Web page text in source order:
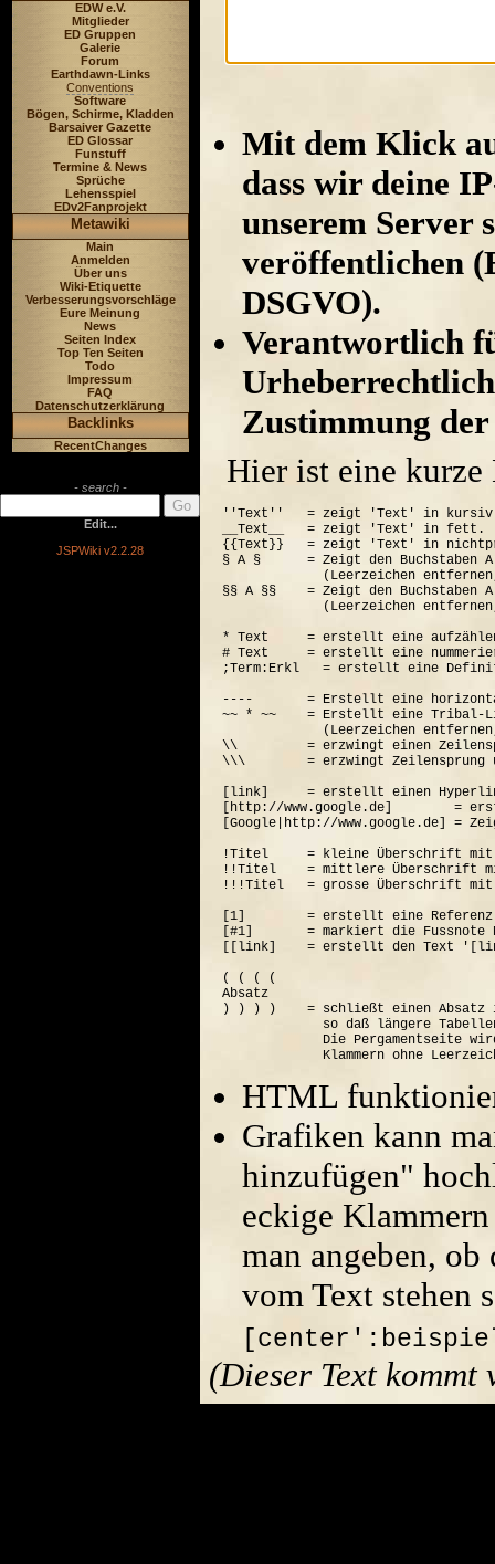
EDW e.V.
Mitglieder
ED Gruppen
Galerie
Forum
Earthdawn-Links
Conventions
Software
Bögen, Schirme, Kladden
Barsaiver Gazette
ED Glossar
Funstuff
Termine & News
Sprüche
Lehensspiel
EDv2Fanprojekt
Metawiki
Main
Anmelden
Über uns
Wiki-Etiquette
Verbesserungsvorschläge
Eure Meinung
News
Seiten Index
Top Ten Seiten
Todo
Impressum
FAQ
Datenschutzerklärung
Backlinks
RecentChanges
- search -
Edit...
JSPWiki v2.2.28
Mit dem Klick
dass wir deine
unserem Server
veröffentlichen
DSGVO).
Verantwortlich
Zustimmung
Hier ist eine
''Text''   = zeigt 'Text' in
__Text__   = zeigt 'Text' in fett.
{{Text}}   = zeigt 'Text' in
§ A §      = Zeigt den Buchstaben
(Leerzeichen
§§ A §§    = Zeigt den Buchstaben
(Leerzeichen
* Text     = erstellt eine
# Text     = erstellt eine
;Term:Erkl   = erstellt eine
----       = Erstellt eine
~~ * ~~    = Erstellt eine Tribal-
(Leerzeichen
\\         = erzwingt einen
\\\        = erzwingt Zeilensprung
[link]     = erstellt einen
[http://www.google.de]        =
[Google|http://www.google.de] =
!Titel     = kleine Überschrift
!!Titel    = mittlere Überschrift
!!!Titel   = grosse Überschrift
[1]        = erstellt eine Referenz
[#1]       = markiert die Fussnote
[[link]    = erstellt den Text
( ( ( (
Absatz
) ) ) )    = schließt einen Absatz
so daß längere
Die Pergamentseite
HTML
Grafiken kann
hinzufügen"
eckige
man angeben,
vom Text stehen
(Dieser Text kommt